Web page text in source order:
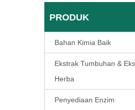
PRODUK
Bahan Kimia Baik
Ekstrak Tumbuhan &
Herba
Penyediaan Enzim